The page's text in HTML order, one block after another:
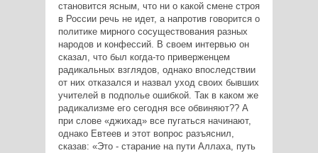
становится ясным, что ни о какой смене строя
в России речь не идет, а напротив говорится о
политике мирного сосуществования разных
народов и конфессий. В своем интервью он
сказал, что был когда-то приверженцем
радикальных взглядов, однако впоследствии
от них отказался и назвал уход своих бывших
учителей в подполье ошибкой. Так в каком же
радикализме его сегодня все обвиняют?? А
при слове «джихад» все пугаться начинают,
однако Евтеев и этот вопрос разъяснил,
сказав: «Это - старание на пути Аллаха, путь